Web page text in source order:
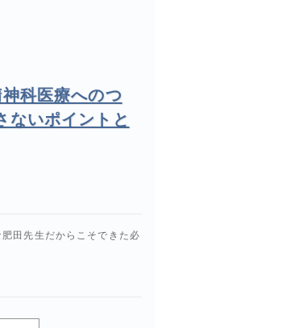
科医療へのつ
ないポイントと
田先生だからこそできた必